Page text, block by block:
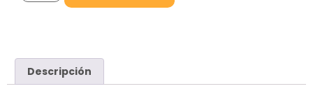
Descripción